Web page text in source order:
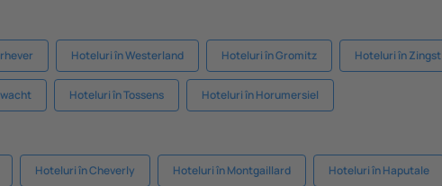
Hoteluri în Westerland Hoteluri în Gromitz Hoteluri în Zingst
Hoteluri în Tossens Hoteluri în Horumersiel
Hoteluri în Cheverly Hoteluri în Montgaillard Hoteluri în Haputale